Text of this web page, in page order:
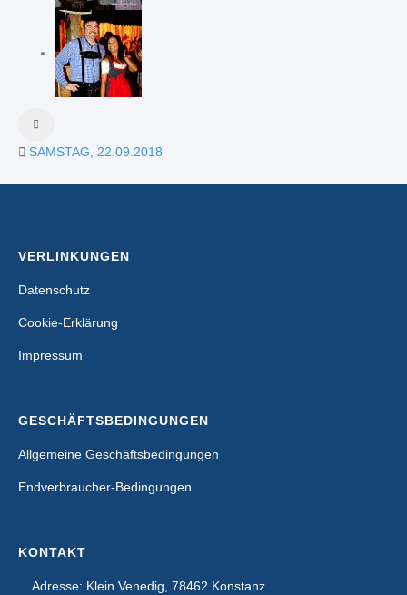
SAMSTAG, 22.09.2018
VERLINKUNGEN
Datenschutz
Cookie-Erklärung
Impressum
GESCHÄFTSBEDINGUNGEN
Allgemeine Geschäftsbedingungen
Endverbraucher-Bedingungen
KONTAKT
Adresse: Klein Venedig, 78462 Konstanz